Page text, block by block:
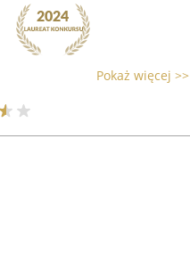
Pokaż więcej >>